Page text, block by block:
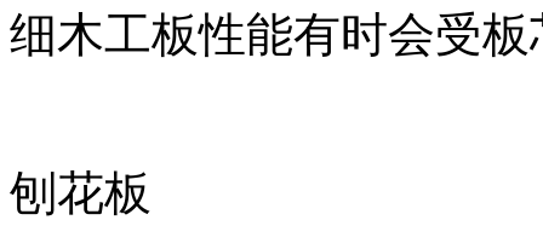
细木工板性能有时会受
刨花板